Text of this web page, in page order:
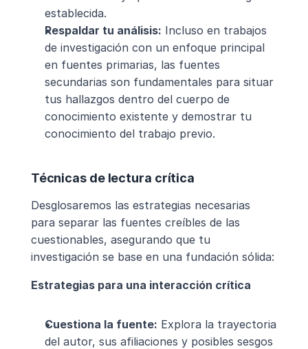
establecida.
Respaldar tu análisis: Incluso en trabajos
de investigación con un enfoque principal
en fuentes primarias, las fuentes
secundarias son fundamentales para situar
tus hallazgos dentro del cuerpo de
conocimiento existente y demostrar tu
conocimiento del trabajo previo.
Técnicas de lectura crítica
Desglosaremos las estrategias necesarias
para separar las fuentes creíbles de las
cuestionables, asegurando que tu
investigación se base en una fundación sólida:
Estrategias para una interacción crítica
Cuestiona la fuente: Explora la trayectoria
del autor, sus afiliaciones y posibles sesgos